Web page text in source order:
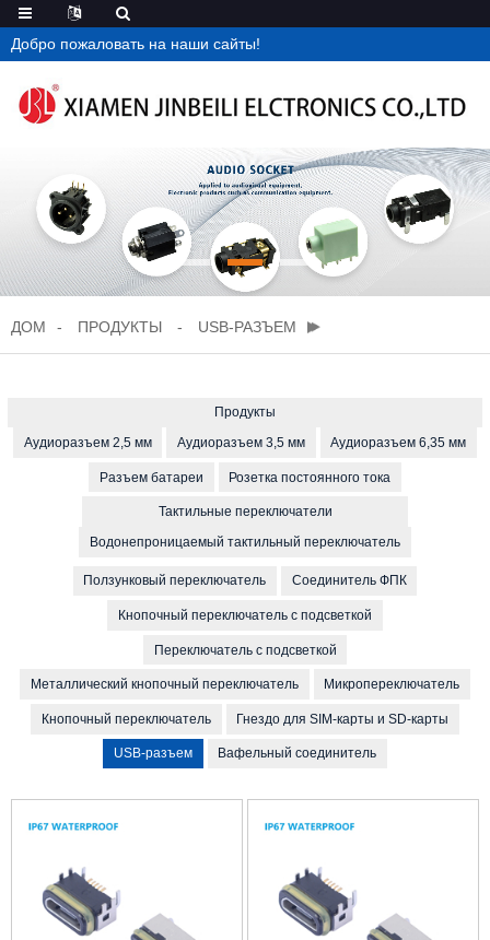
Добро пожаловать на наши сайты!
ДОМ ПРОДУКТЫ USB-РАЗЪЕМ
Продукты
Аудиоразъем 2,5 мм
Аудиоразъем 3,5 мм Аудиоразъем 6,35 мм
Разъем батареи Розетка постоянного тока
Тактильные переключатели
Водонепроницаемый тактильный переключатель
Ползунковый переключатель Соединитель ФПК
Кнопочный переключатель с подсветкой
Переключатель с подсветкой
Металлический кнопочный переключатель Микропереключатель
Кнопочный переключатель Гнездо для SIM-карты и SD-карты
USB-разъем Вафельный соединитель